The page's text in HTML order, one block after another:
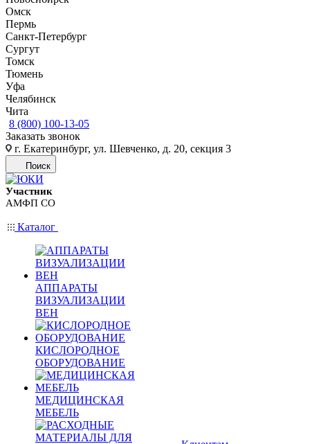
Омск
Пермь
Санкт-Петербург
Сургут
Томск
Тюмень
Уфа
Челябинск
Чита
8 (800) 100-13-05
Заказать звонок
г. Екатеринбург, ул. Шевченко, д. 20, секция 3
Поиск
Участник
АМФП СО
Каталог
АППАРАТЫ
ВИЗУАЛИЗАЦИИ
ВЕН
КИСЛОРОДНОЕ
ОБОРУДОВАНИЕ
МЕДИЦИНСКАЯ
МЕБЕЛЬ